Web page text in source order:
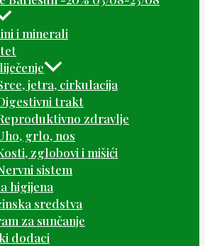
i minerali
jetra, cirkulacija
trakt
zdravlje
grlo, nos
zglobovi i mišići
sistem
higijena
sredstva
za sunčanje
dodaci